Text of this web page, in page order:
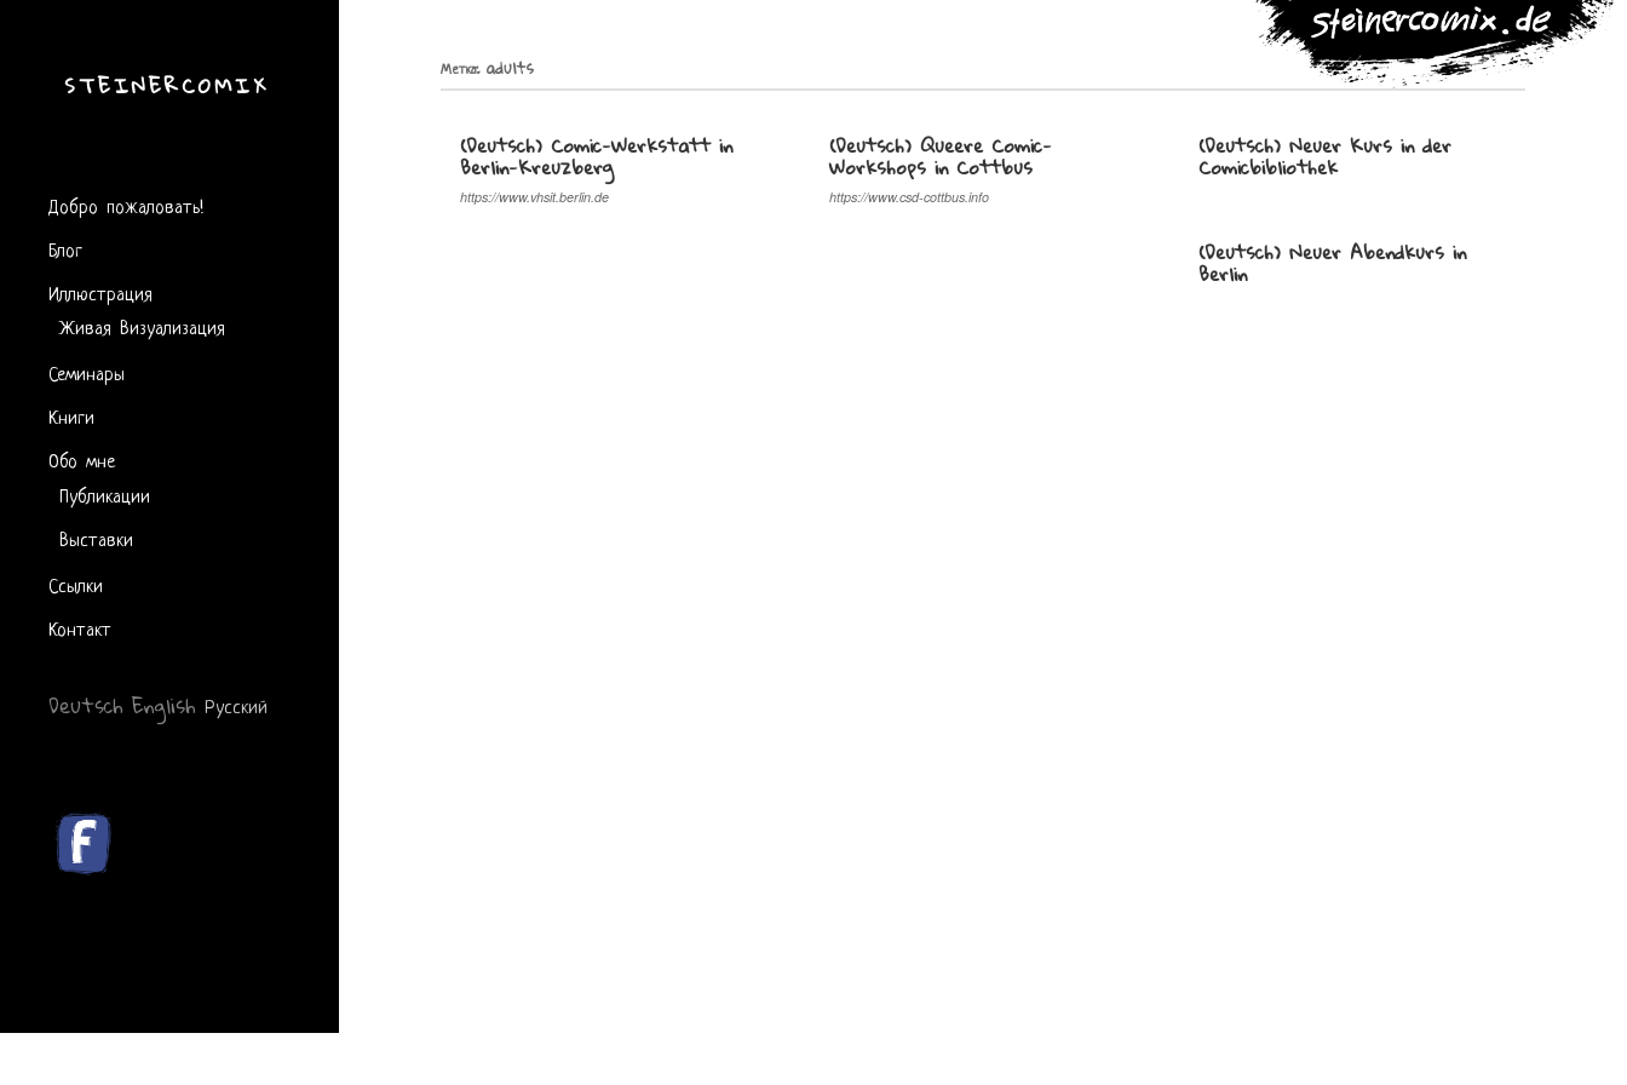
STEINERCOMIX
Добро пожаловать!
Блог
Иллюстрация
Живая Визуализация
Семинары
Книги
Обо мне
Публикации
Выставки
Ссылки
Контакт
Deutsch English Русский
Метка: adults
(Deutsch) Comic-Werkstatt in
Berlin-Kreuzberg
https://www.vhsit.berlin.de
(Deutsch) Queere Comic-
Workshops in Cottbus
https://www.csd-cottbus.info
(Deutsch) Neuer Kurs in der
Comicbibliothek
(Deutsch) Neuer Abendkurs in
Berlin